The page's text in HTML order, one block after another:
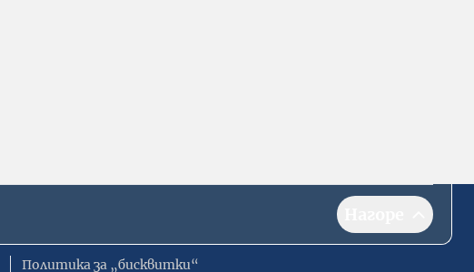
Политика за „бисквитки“